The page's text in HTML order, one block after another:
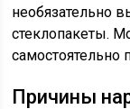
необязательно
стеклопакеты.
самостоятельно
Причины